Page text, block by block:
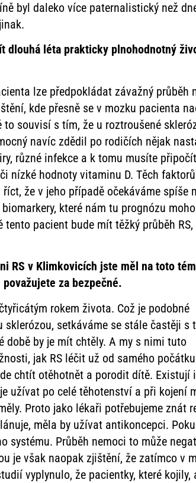
byl daleko více paternalistický než
dlouhá léta prakticky plnohodnotný
lze předpokládat závažný průběh
kde přesně se v mozku pacienta
souvisí s tím, že u roztroušené
navíc zdědil po rodičích nějak
různé infekce a k tomu musíte
nízké hodnoty vitaminu D. Těch
že v jeho případě očekáváme spíše
které nám tu prognózu
pacient bude mít těžký průběh RS,
RS v Klimkovicích jste měl na toto
za bezpečné.
rokem života. Což je podobné
setkáváme se stále častěji s
době by je mít chtěly. A my s nimi tuto
jak RS léčit už od samého
chtít otěhotnět a porodit dítě. Existují
užívat po celé těhotenství a při kojení
Proto jako lékaři potřebujeme znát
měla by užívat antikoncepci.
systému. Průběh nemoci to může
je však naopak zjištění, že zatímco v
vyplynulo, že pacientky, které kojily,